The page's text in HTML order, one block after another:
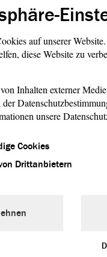
© ltlsa/smü
Dresen
auf unserer
diese Website zu
Inhalten externer
der
unsere
Cookies
Drittanbietern